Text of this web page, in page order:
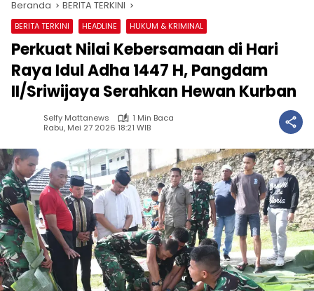
Beranda BERITA TERKINI
BERITA TERKINI HEADLINE HUKUM & KRIMINAL
Perkuat Nilai Kebersamaan di Hari
Raya Idul Adha 1447 H, Pangdam
II/Sriwijaya Serahkan Hewan Kurban
Selfy Mattanews
1 Min Baca
Rabu, Mei 27 2026 18:21 WIB